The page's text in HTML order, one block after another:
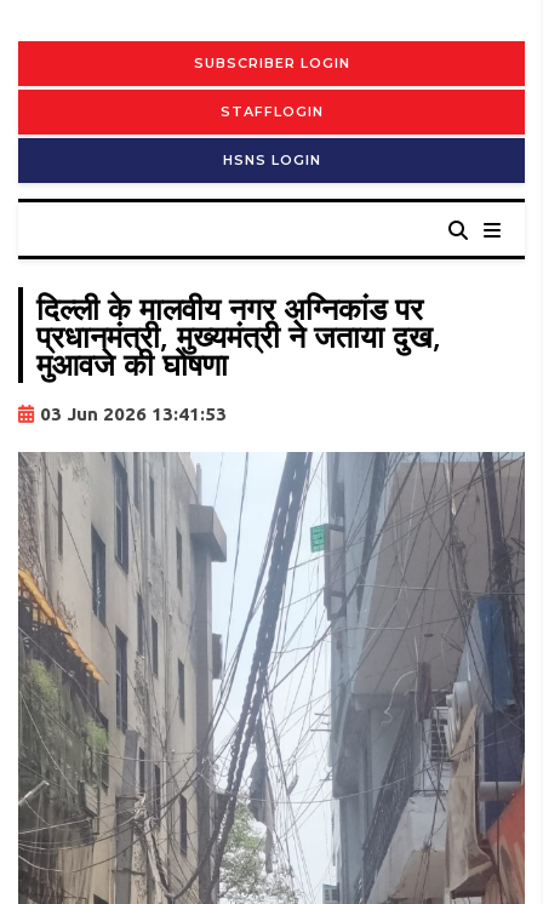
SUBSCRIBER LOGIN
STAFFLOGIN
HSNS LOGIN
दिल्ली के मालवीय नगर अग्निकांड पर
प्रधानमंत्री, मुख्यमंत्री ने जताया दुख,
मुआवजे की घोषणा
03 Jun 2026 13:41:53